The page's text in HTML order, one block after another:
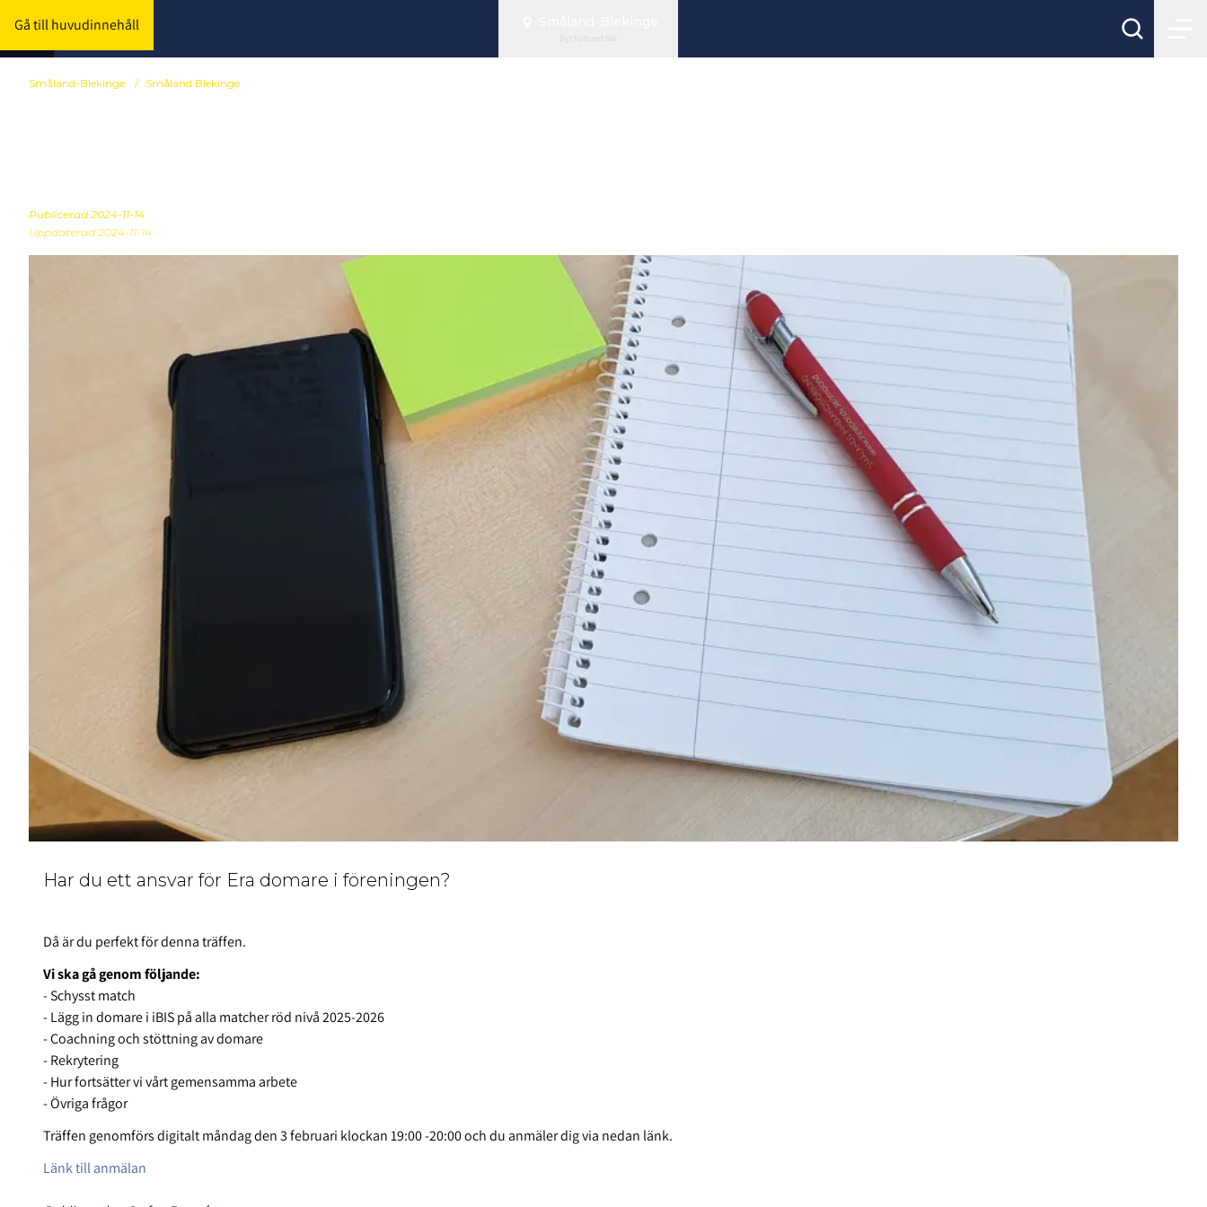
Gå till huvudinnehåll
Byt förbund här
Småland-Blekinge / Småland Blekinge
Publicerad 2024-11-14
Uppdaterad 2024-11-14
Har du ett ansvar för Era domare i föreningen?
Då är du perfekt för denna träffen.
Vi ska gå genom följande:
- Schysst match
- Lägg in domare i iBIS på alla matcher röd nivå 2025-2026
- Coachning och stöttning av domare
- Rekrytering
- Hur fortsätter vi vårt gemensamma arbete
- Övriga frågor
Träffen genomförs digitalt måndag den 3 februari klockan 19:00 -20:00 och du anmäler dig via nedan länk.
Länk till anmälan